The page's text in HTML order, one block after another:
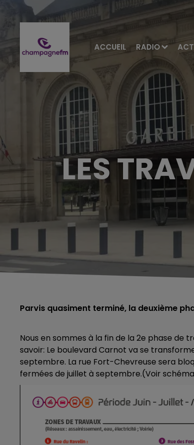
ACCUEIL RADIO
LES
Parvis quasiment terminé, la deuxième
Nous en sommes à la fin de la 2e phase de
savoir: Le boulevard Carnot va se
septembre. La rue Fort-Chevreuse sera
fermées de juillet à septembre.(Voir